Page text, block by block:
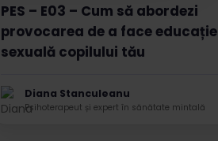
PES – E03 – Cum să abordezi
provocarea de a face educație
sexuală copilului tău
Diana Stanculeanu
Psihoterapeut și expert în sănătate mintală